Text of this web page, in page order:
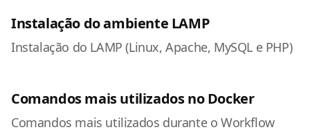
Instalação do ambiente LAMP
Instalação do LAMP (Linux, Apache, MySQL e PHP)
Comandos mais utilizados no Docker
Comandos mais utilizados durante o Workflow